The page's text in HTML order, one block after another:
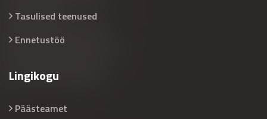
Tasulised teenused
Ennetustöö
Lingikogu
Päästeamet